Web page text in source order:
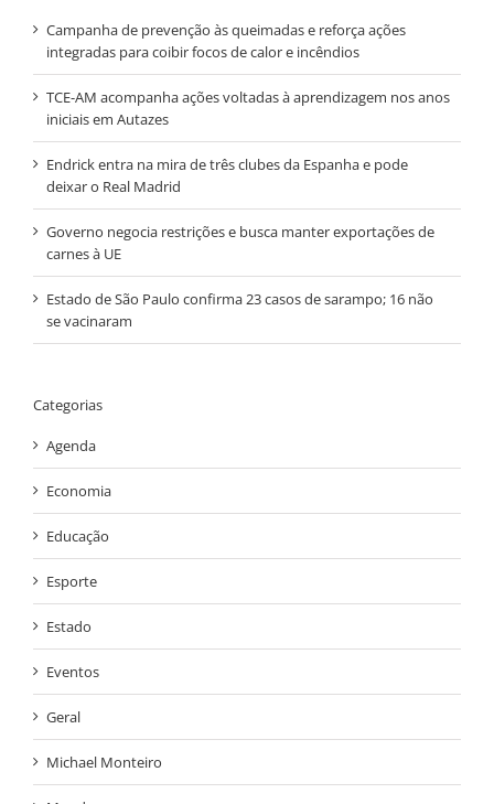
Campanha de prevenção às queimadas e reforça ações
integradas para coibir focos de calor e incêndios
TCE-AM acompanha ações voltadas à aprendizagem nos anos
iniciais em Autazes
Endrick entra na mira de três clubes da Espanha e pode
deixar o Real Madrid
Governo negocia restrições e busca manter exportações de
carnes à UE
Estado de São Paulo confirma 23 casos de sarampo; 16 não
se vacinaram
Categorias
Agenda
Economia
Educação
Esporte
Estado
Eventos
Geral
Michael Monteiro